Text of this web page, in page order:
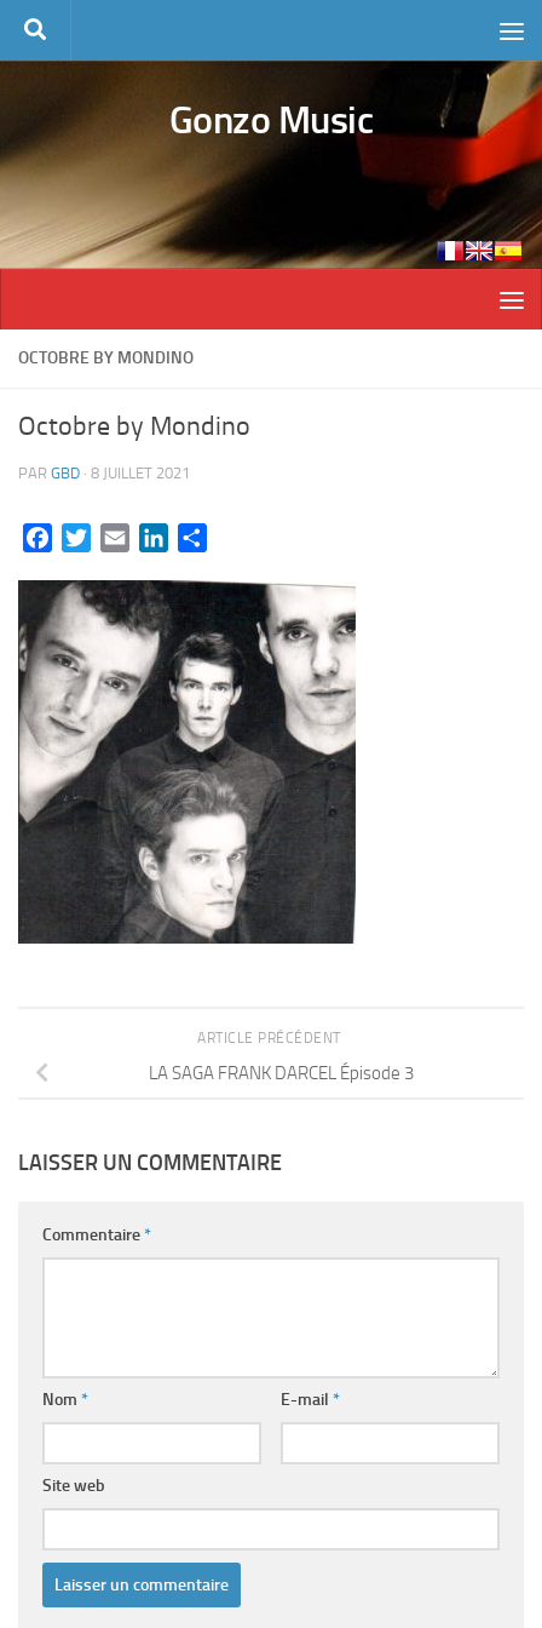
Skip to content
Gonzo Music
OCTOBRE BY MONDINO
Octobre by Mondino
PAR GBD · 8 JUILLET 2021
FacebookTwitterEmail LinkedIn
ARTICLE PRÉCÉDENT
LA SAGA FRANK DARCEL Épisode 3
LAISSER UN COMMENTAIRE
Commentaire*
Nom * E-mail *
Site web